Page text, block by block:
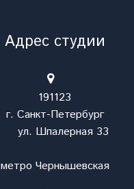
Адрес студии
191123
г. Санкт-Петербург
ул. Шпалерная 33
метро Чернышевская